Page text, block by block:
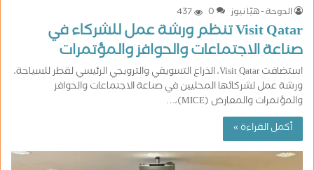
الدوحة - هيّا نيوز
0
437
Visit Qatar تنظم ورشة عمل للشركاء في
صناعة الاجتماعات والحوافز والمؤتمرات
استضافت Visit Qatar، الذراع التسويقي والترويجي الرئيسي لقطر للسياحة،
ورشة عمل لشركائها المحليين في صناعة الاجتماعات والحوافز
والمؤتمرات والمعارض (MICE)،…
أكمل القراءة »